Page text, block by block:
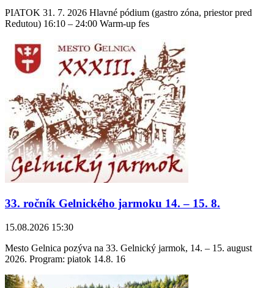
PIATOK 31. 7. 2026 Hlavné pódium (gastro zóna, priestor pred
Redutou) 16:10 – 24:00 Warm-up fes
33. ročník Gelnického jarmoku 14. – 15. 8.
15.08.2026 15:30
Mesto Gelnica pozýva na 33. Gelnický jarmok, 14. – 15. august
2026. Program: piatok 14.8. 16